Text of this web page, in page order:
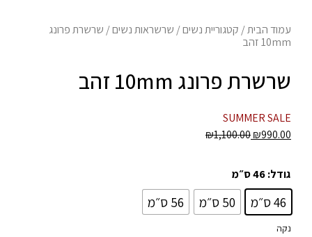
עמוד הבית/ קטגוריית נשים/ שרשראות נשים/ שרשרת פרונג
10mm זהב
שרשרת פרונג 10mm זהב
SUMMER SALE
₪990.00
₪1,100.00
גודל: 46 ס״מ
46 ס״מ 50 ס״מ 56 ס״מ
נקה